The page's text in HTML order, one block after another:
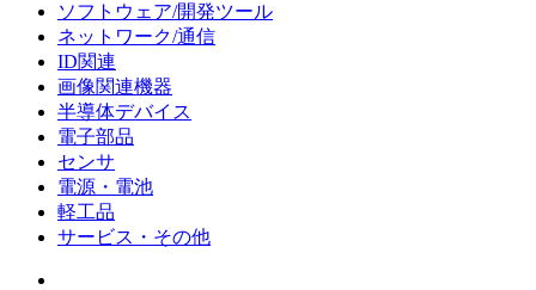
ソフトウェア/開発ツール
ネットワーク/通信
ID関連
画像関連機器
半導体デバイス
電子部品
センサ
電源・電池
軽工品
サービス・その他